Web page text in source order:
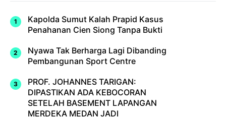
Kapolda Sumut Kalah Prapid Kasus
Penahanan Cien Siong Tanpa Bukti
Nyawa Tak Berharga Lagi Dibanding
Pembangunan Sport Centre
PROF. JOHANNES TARIGAN:
DIPASTIKAN ADA KEBOCORAN
SETELAH BASEMENT LAPANGAN
MERDEKA MEDAN JADI